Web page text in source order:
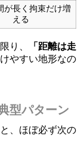
が長く拘束だけ増
える
り、
「距離は走
やすい地形なの
型パターン
、ほぼ必ず次の